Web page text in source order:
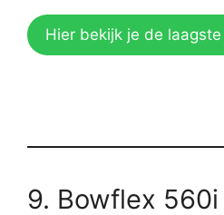
Hier bekijk je de
9. Bowflex